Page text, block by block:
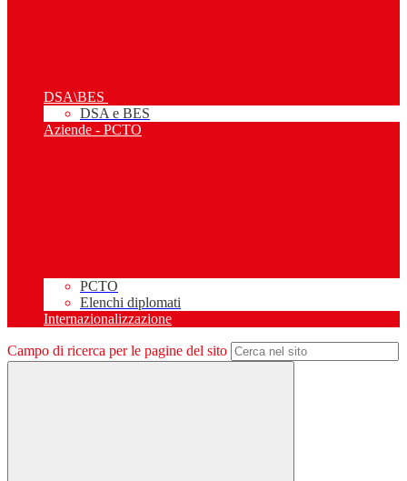
DSA\BES
DSA e BES
Aziende - PCTO
PCTO
Elenchi diplomati
Internazionalizzazione
Campo di ricerca per le pagine del sito